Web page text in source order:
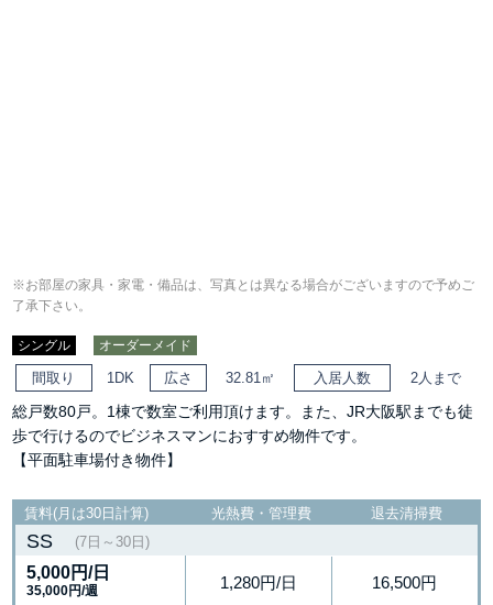
※お部屋の家具・家電・備品は、写真とは異なる場合がございますので予めご
了承下さい。
シングル オーダーメイド
間取り 1DK 広さ 32.81㎡ 入居人数 2人まで
総戸数80戸。1棟で数室ご利用頂けます。また、JR大阪駅までも徒
歩で行けるのでビジネスマンにおすすめ物件です。
【平面駐車場付き物件】
賃料(月は30日計算) 光熱費・管理費 退去清掃費
SS (7日～30日)
5,000円/日
35,000円/週 1,280円/日 16,500円